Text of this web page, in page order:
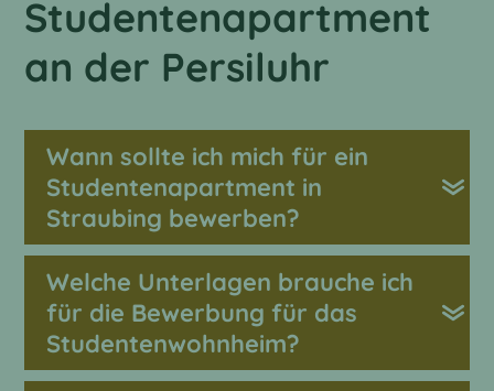
Studentenapartment
an der Persiluhr
Wann sollte ich mich für ein
Studentenapartment in
Straubing bewerben?
Welche Unterlagen brauche ich
für die Bewerbung für das
Studentenwohnheim?